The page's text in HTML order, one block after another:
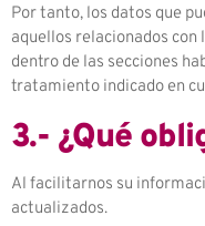
Por tanto, los datos que
aquellos relacionados
dentro de las secciones
tratamiento indicado en
3.- ¿Qué
Al facilitarnos su
actualizados.